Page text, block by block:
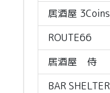
居酒屋 3Coins
ROUTE66
居酒屋 侍
BAR SHELTER